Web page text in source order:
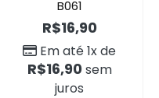
B061
R$16,90
Em até 1x de
R$16,90 sem
juros